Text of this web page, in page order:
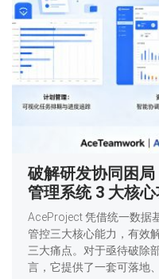
破解研发协同困
管理系统 3 大核
AceProject 凭借统一数据
管控三大核心能力，有效
三大痛点。对于亟待破除
言，它提供了一套可落地